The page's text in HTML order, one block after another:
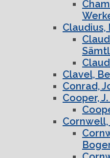
Claudius,
Clavel,
Conrad,
Cooper, J.